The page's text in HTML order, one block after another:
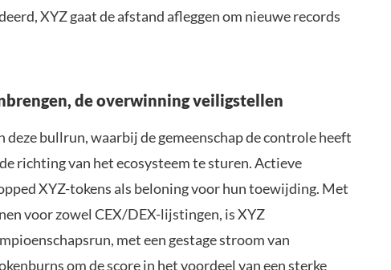
XYZ gaat de afstand afleggen om nieuwe records
de overwinning veiligstellen
deze bullrun, waarbij de gemeenschap de controle heeft
richting van het ecosysteem te sturen. Actieve
XYZ-tokens als beloning voor hun toewijding. Met
voor zowel CEX/DEX-lijstingen, is XYZ
met een gestage stroom van
om de score in het voordeel van een sterke